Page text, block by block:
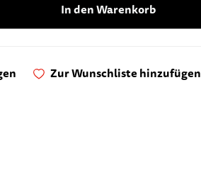
In den Warenkorb
Zur Wunschliste hinzufügen